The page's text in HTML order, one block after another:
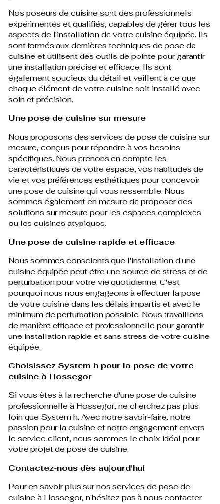
Nos poseurs de cuisine sont des professionnels
expérimentés et qualifiés, capables de gérer tous les
aspects de l'installation de votre cuisine équipée. Ils
sont formés aux dernières techniques de pose de
cuisine et utilisent des outils de pointe pour garantir
une installation précise et efficace. Ils sont
également soucieux du détail et veillent à ce que
chaque élément de votre cuisine soit installé avec
soin et précision.
Une pose de cuisine sur mesure
Nous proposons des services de pose de cuisine sur
mesure, conçus pour répondre à vos besoins
spécifiques. Nous prenons en compte les
caractéristiques de votre espace, vos habitudes de
vie et vos préférences esthétiques pour concevoir
une pose de cuisine qui vous ressemble. Nous
sommes également en mesure de proposer des
solutions sur mesure pour les espaces complexes
ou les cuisines atypiques.
Une pose de cuisine rapide et efficace
Nous sommes conscients que l'installation d'une
cuisine équipée peut être une source de stress et de
perturbation pour votre vie quotidienne. C'est
pourquoi nous nous engageons à effectuer la pose
de votre cuisine dans les délais impartis et avec le
minimum de perturbation possible. Nous travaillons
de manière efficace et professionnelle pour garantir
une installation rapide et sans stress de votre cuisine
équipée.
Choisissez System h pour la pose de votre
cuisine à Hossegor
Si vous êtes à la recherche d'une pose de cuisine
professionnelle à Hossegor, ne cherchez pas plus
loin que System h. Avec notre savoir-faire, notre
passion pour la cuisine et notre engagement envers
le service client, nous sommes le choix idéal pour
votre projet de pose de cuisine.
Contactez-nous dès aujourd'hui
Pour en savoir plus sur nos services de pose de
cuisine à Hossegor, n'hésitez pas à nous contacter